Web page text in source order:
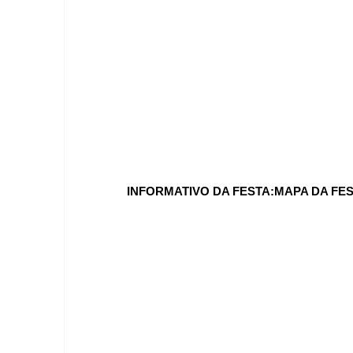
INFORMATIVO DA FESTA:MAPA DA